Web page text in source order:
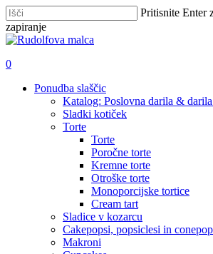
Skip
to
main
Pritisnite Enter
zapiranje
Zapri
išči
account
0
Ponudba slaščic
Katalog: Poslovna darila &
Sladki kotiček
Torte
Torte
Poročne torte
Kremne torte
Otroške torte
Monoporcijske tortice
Cream tart
Sladice v kozarcu
Cakepopsi, popsiclesi in
Makroni